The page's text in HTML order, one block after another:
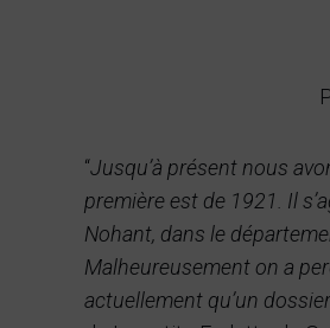
“Jusqu’à présent nous
première est de 1921. Il
Nohant, dans le
Malheureusement on a
actuellement qu’un